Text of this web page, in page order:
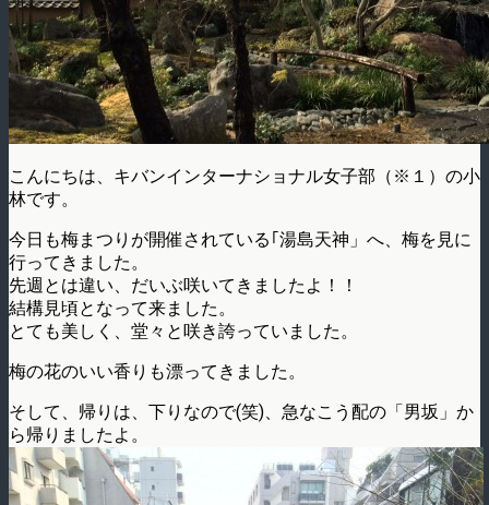
こんにちは、キバンインターナショナル女子部（※１）の小
林です。
今日も梅まつりが開催されている｢湯島天神」へ、梅を見に
行ってきました。
先週とは違い、だいぶ咲いてきましたよ！！
結構見頃となって来ました。
とても美しく、堂々と咲き誇っていました。
梅の花のいい香りも漂ってきました。
そして、帰りは、下りなので(笑)、急なこう配の「男坂」か
ら帰りましたよ。